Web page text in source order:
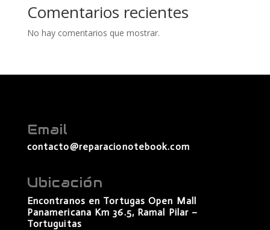
Comentarios recientes
No hay comentarios que mostrar.
Email
contacto@reparacionotebook.com
Ubicación
Encontranos en Tortugas Open Mall
Panamericana Km 36.5, Ramal Pilar –
Tortuguitas